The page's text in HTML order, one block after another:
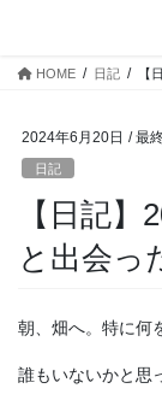
HOME 日記 【
2024年6月20日 / 最
日記
【日記
と出会っ
朝、畑へ。特に何
誰もいないかと思